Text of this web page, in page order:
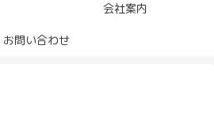
会社案内
お問い合わせ